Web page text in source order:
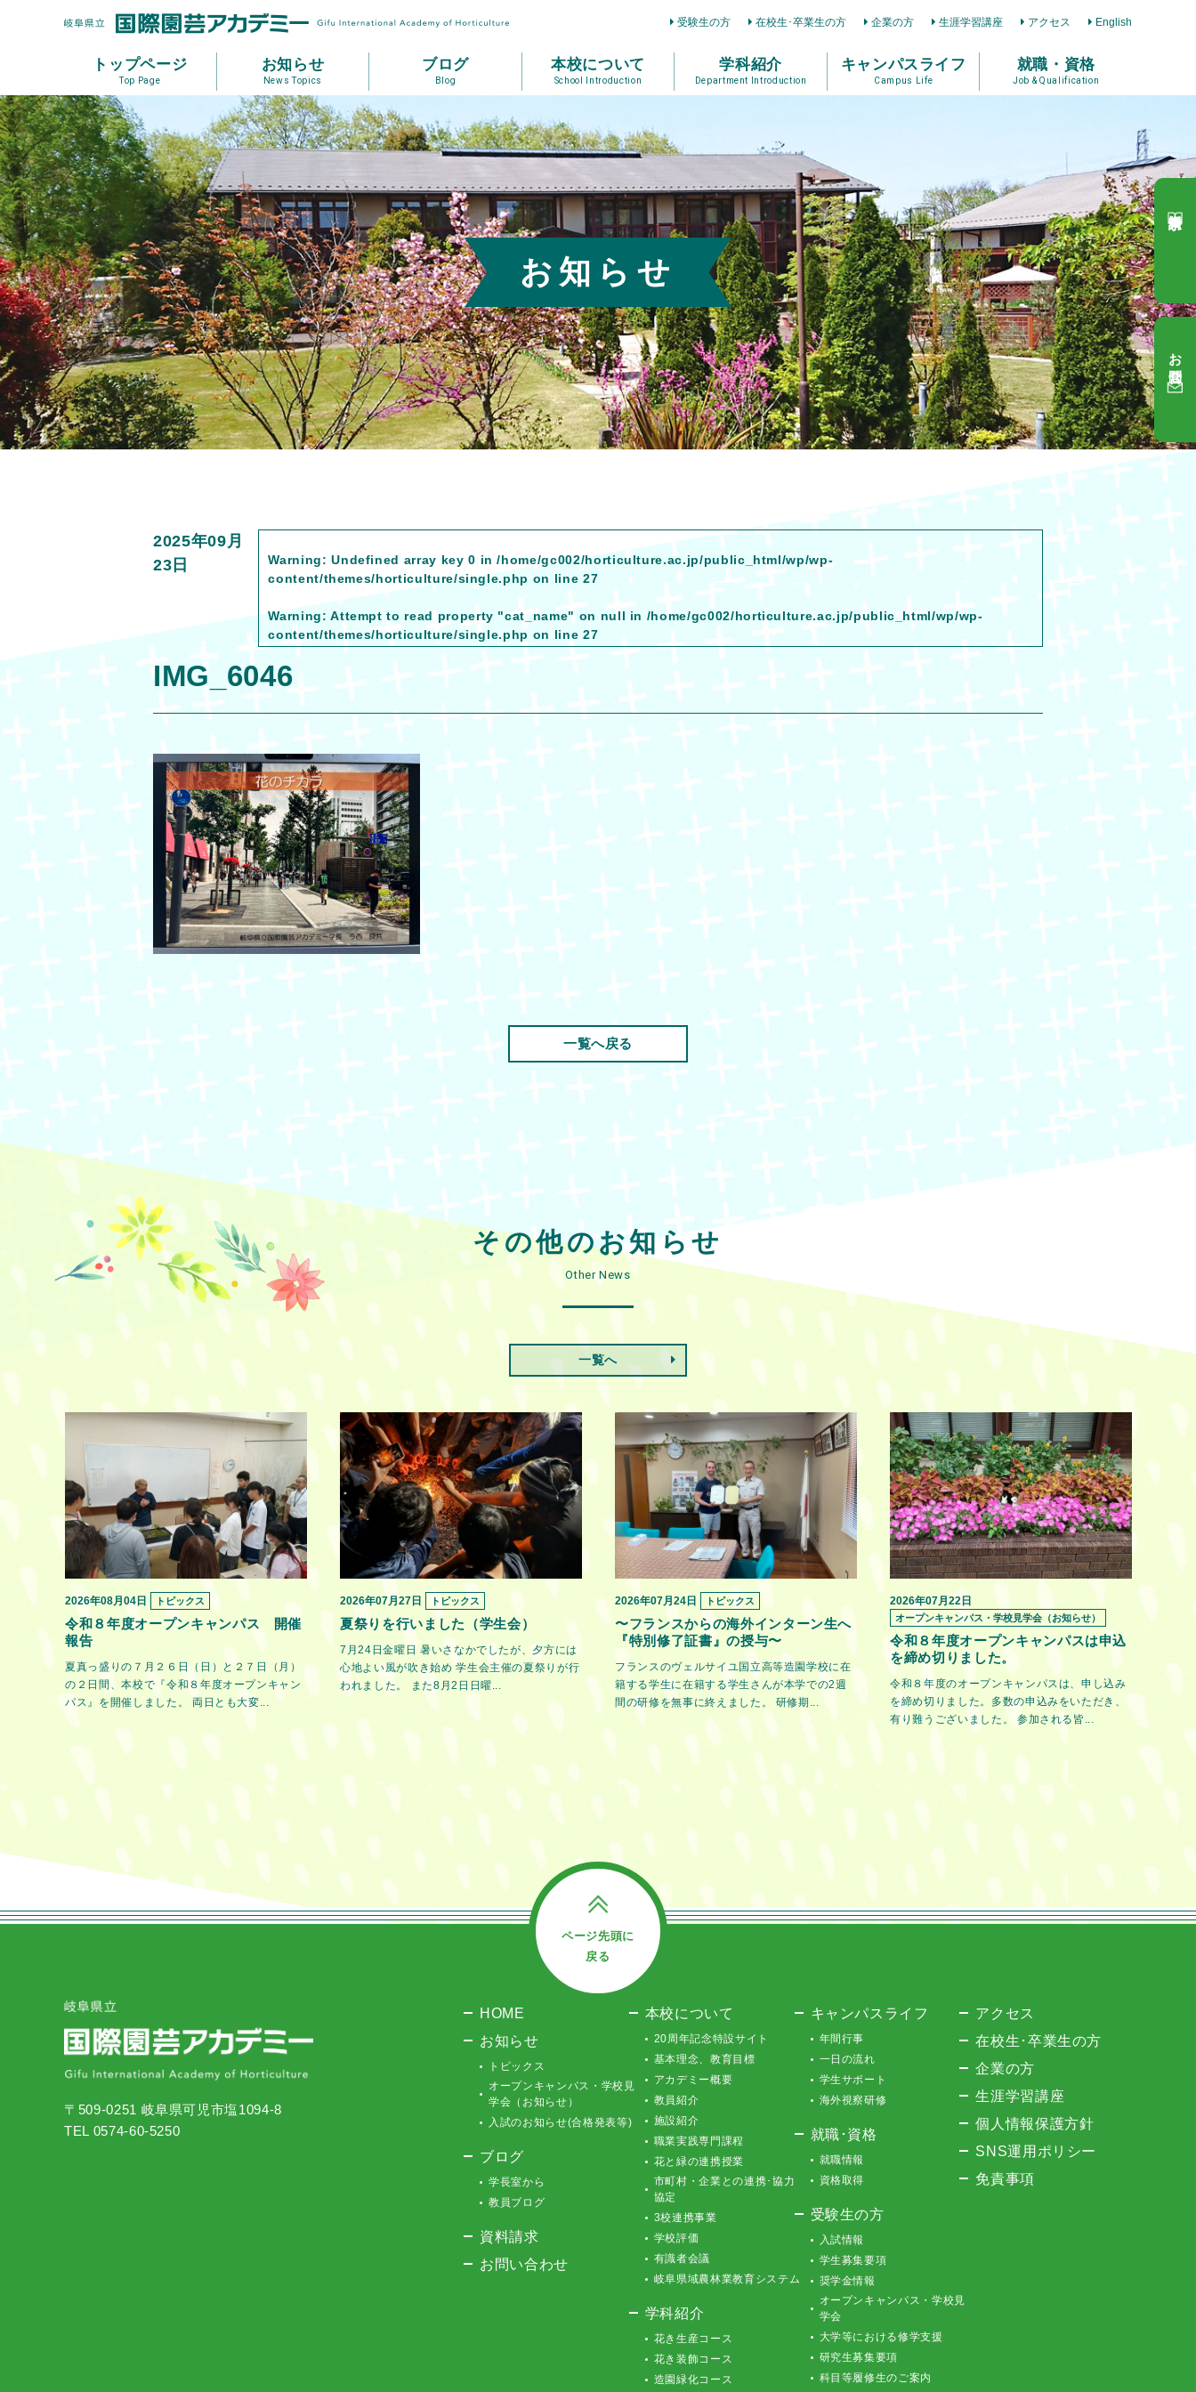
受験生の方 在校生･卒業生の方 企業の方 生涯学習講座 アクセス English
トップページ
Top Page
お知らせ
News Topics
ブログ
Blog
本校について
School Introduction
学科紹介
Department Introduction
キャンパスライフ
Campus Life
就職・資格
Job & Qualification
お知らせ
2025年09月
23日
Warning: Undefined array key 0 in/home/gc002/horticulture.ac.jp/public_html/wp/wp-
content/themes/horticulture/single.php on line 27
Warning: Attempt to read property "cat_name" on null in /home/gc002/horticulture.ac.jp/public_html/wp/wp-
content/themes/horticulture/single.php on line 27
IMG_6046
一覧へ戻る
その他のお知らせ
Other News
一覧へ
2026年08月04日 トピックス
令和８年度オープンキャンパス 開催
報告
夏真っ盛りの７月２６日（日）と２７日（月）
の２日間、本校で『令和８年度オープンキャン
パス』を開催しました。 両日とも大変...
2026年07月27日 トピックス
夏祭りを行いました（学生会）
7月24日金曜日 暑いさなかでしたが、夕方には
心地よい風が吹き始め 学生会主催の夏祭りが行
われました。 また8月2日日曜...
2026年07月24日 トピックス
〜フランスからの海外インターン生へ
『特別修了証書』の授与〜
フランスのヴェルサイユ国立高等造園学校に在
籍する学生に在籍する学生さんが本学での2週
間の研修を無事に終えました。 研修期...
2026年07月22日
オープンキャンパス・学校見学会（お知らせ）
令和８年度オープンキャンパスは申込
を締め切りました。
令和８年度のオープンキャンパスは、申し込み
を締め切りました。多数の申込みをいただき、
有り難うございました。 参加される皆...
ページ先頭に
戻る
〒509-0251 岐阜県可児市塩1094-8
TEL 0574-60-5250
HOME
お知らせ
トピックス
オープンキャンパス・学校見
学会（お知らせ）
入試のお知らせ(合格発表等)
ブログ
学長室から
教員ブログ
資料請求
お問い合わせ
本校について
20周年記念特設サイト
基本理念、教育目標
アカデミー概要
教員紹介
施設紹介
職業実践専門課程
花と緑の連携授業
市町村・企業との連携･協力
協定
3校連携事業
学校評価
有識者会議
岐阜県域農林業教育システム
学科紹介
花き生産コース
花き装飾コース
造園緑化コース
キャンパスライフ
年間行事
一日の流れ
学生サポート
海外視察研修
就職･資格
就職情報
資格取得
受験生の方
入試情報
学生募集要項
奨学金情報
オープンキャンパス・学校見
学会
大学等における修学支援
研究生募集要項
科目等履修生のご案内
アクセス
在校生･卒業生の方
企業の方
生涯学習講座
個人情報保護方針
SNS運用ポリシー
免責事項
お問合せ